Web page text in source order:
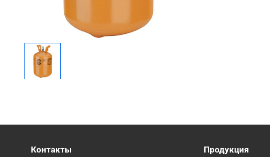
Контакты Продукция